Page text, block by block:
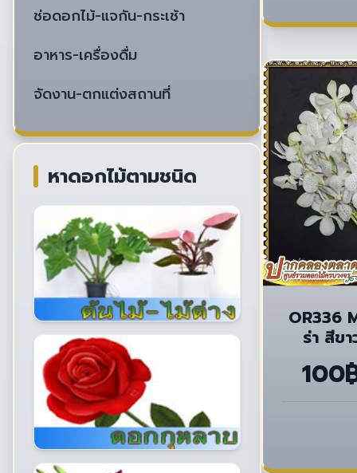
ช่อดอกไม้-แจกัน-กระเช้า
อาหาร-เครื่องดื่ม
จัดงาน-ตกแต่งสถานที่
หาดอกไม้ตามชนิด
OR336
ร่า สีข
100